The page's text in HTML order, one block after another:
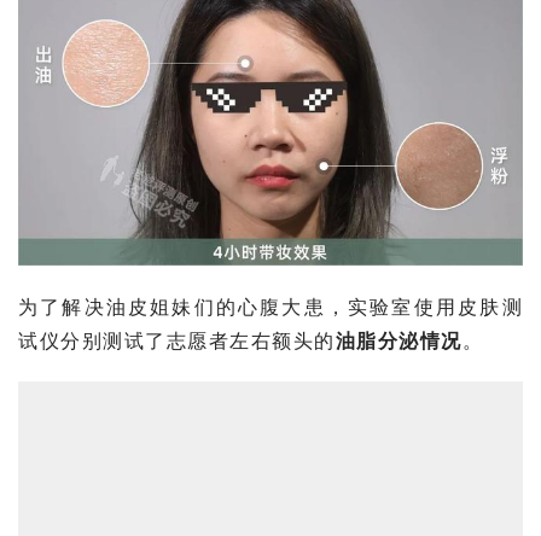
为了解决油皮姐妹们的心腹大患，实验室使用皮肤测
试仪分别测试了志愿者左右额头的油脂分泌情况。